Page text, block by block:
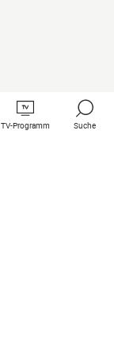
TV-Programm Suche